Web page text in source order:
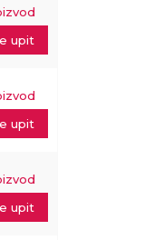
upit
upit
upit